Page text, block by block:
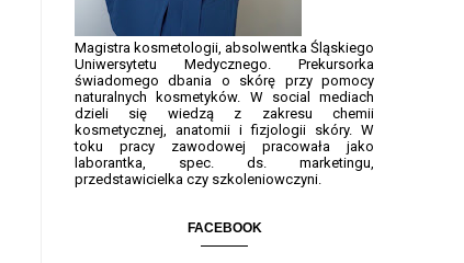
Magistra kosmetologii, absolwentka Śląskiego
Uniwersytetu Medycznego. Prekursorka
świadomego dbania o skórę przy pomocy
naturalnych kosmetyków. W social mediach
dzieli się wiedzą z zakresu chemii
kosmetycznej, anatomii i fizjologii skóry. W
toku pracy zawodowej pracowała jako
laborantka, spec. ds. marketingu,
przedstawicielka czy szkoleniowczyni.
FACEBOOK